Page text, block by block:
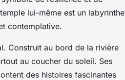
lui-même est un labyrinthe
contemplative.
Construit au bord de la rivière
au coucher du soleil. Ses
des histoires fascinantes